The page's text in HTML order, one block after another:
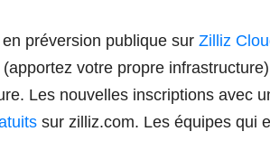
préversion publique sur Zilliz
votre propre
Les nouvelles inscriptions avec
sur zilliz.com. Les équipes qui